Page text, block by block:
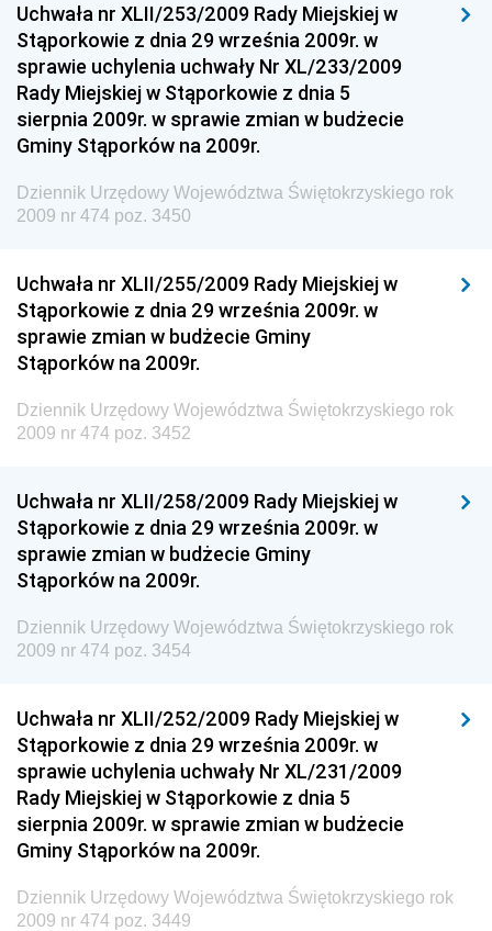
Dziennik Urzędowy Ministra Sportu
Dziennik Urzędowy Ministra Funduszy i Polityki
Regionalnej
Dziennik Urzędowy Ministra Aktywów Państwowych
Dziennik Urzędowy Ministra Zdrowia
Dziennik Urzędowy Ministra Środowiska i Głównego
Inspektora Ochrony Środowiska
Dziennik Urzędowy Ministerstwa Kultury, Dziedzictwa
Narodowego i Sportu
Dziennik Urzędowy Ministra Finansów, Funduszy i
Dziennik Urzędowy Ministra Rozwoju, Pracy i
Dziennik Urzędowy Ministra Kultury, Dziedzictwa
Narodowego i Sportu
Dziennik Urzędowy Ministra Rodziny i Polityki
Społecznej
Dziennik Urzędowy Komendy Głównej Straży
Granicznej
Drogowego
Dziennik Urzędowy Narodowego Banku Polskiego
Dziennik Urzędowy Komendy Głównej Policji
Dziennik Urzędowy Ministra Pracy i Polityki
Społecznej
Dziennik Urzędowy Ministra Transportu, Budownictwa
i Gospodarki Morskiej
Uchwała nr XLII/253/2009 Rady Miejskiej w
Stąporkowie z dnia 29 września 2009r. w
sprawie uchylenia uchwały Nr XL/233/2009
Rady Miejskiej w Stąporkowie z dnia 5
sierpnia 2009r. w sprawie zmian w budżecie
Gminy Stąporków na 2009r.
Dziennik Urzędowy Województwa Świętokrzyskiego rok
2009 nr 474 poz. 3450
Uchwała nr XLII/255/2009 Rady Miejskiej w
Stąporkowie z dnia 29 września 2009r. w
sprawie zmian w budżecie Gminy
Stąporków na 2009r.
Dziennik Urzędowy Województwa Świętokrzyskiego rok
2009 nr 474 poz. 3452
Uchwała nr XLII/258/2009 Rady Miejskiej w
Stąporkowie z dnia 29 września 2009r. w
sprawie zmian w budżecie Gminy
Stąporków na 2009r.
Dziennik Urzędowy Województwa Świętokrzyskiego rok
2009 nr 474 poz. 3454
Uchwała nr XLII/252/2009 Rady Miejskiej w
Stąporkowie z dnia 29 września 2009r. w
sprawie uchylenia uchwały Nr XL/231/2009
Rady Miejskiej w Stąporkowie z dnia 5
sierpnia 2009r. w sprawie zmian w budżecie
Gminy Stąporków na 2009r.
Dziennik Urzędowy Województwa Świętokrzyskiego rok
2009 nr 474 poz. 3449